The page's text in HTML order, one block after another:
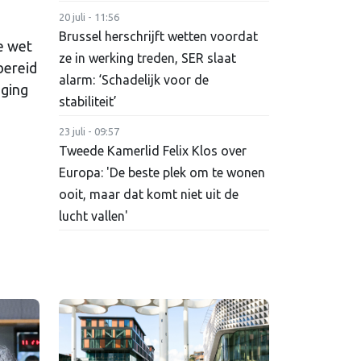
wet
20 juli - 11:56
Brussel herschrijft wetten voordat
ze in werking treden, SER slaat
alarm: ‘Schadelijk voor de
stabiliteit’
23 juli - 09:57
Tweede Kamerlid Felix Klos over
Europa: 'De beste plek om te wonen
ooit, maar dat komt niet uit de
lucht vallen'